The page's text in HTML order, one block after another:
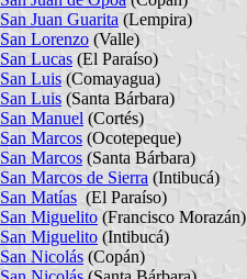
San Juan Guarita (Lempira)
San Lorenzo (Valle)
San Lucas (El Paraíso)
San Luis (Comayagua)
San Luis (Santa Bárbara)
San Manuel (Cortés)
San Marcos (Ocotepeque)
San Marcos (Santa Bárbara)
San Marcos de Sierra (Intibucá)
San Matías (El Paraíso)
San Miguelito (Francisco Morazán)
San Miguelito (Intibucá)
San Nicolás (Copán)